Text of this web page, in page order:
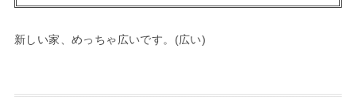
新しい家、めっちゃ広いです。(広い)